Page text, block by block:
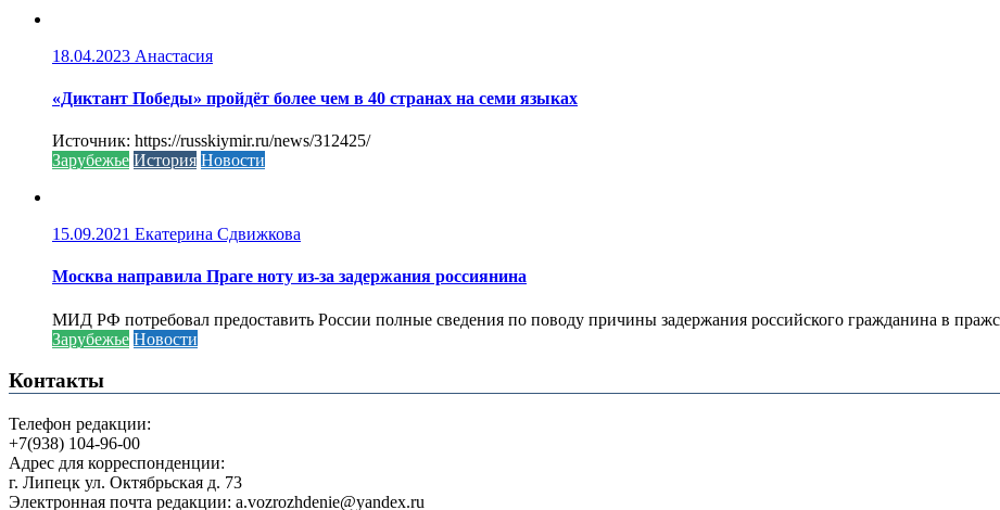
18.04.2023 Анастасия
«Диктант Победы» пройдёт более чем в 40 странах на семи языках
Источник: https://russkiymir.ru/news/312425/
Зарубежье История Новости
15.09.2021 Екатерина Сдвижкова
Москва направила Праге ноту из-за задержания россиянина
МИД РФ потребовал предоставить России полные сведения по поводу причины задержания российского гражданина в
Зарубежье Новости
Контакты
Телефон редакции:
+7(938) 104-96-00
Адрес для корреспонденции:
г. Липецк ул. Октябрьская д. 73
Электронная почта редакции: a.vozrozhdenie@yandex.ru